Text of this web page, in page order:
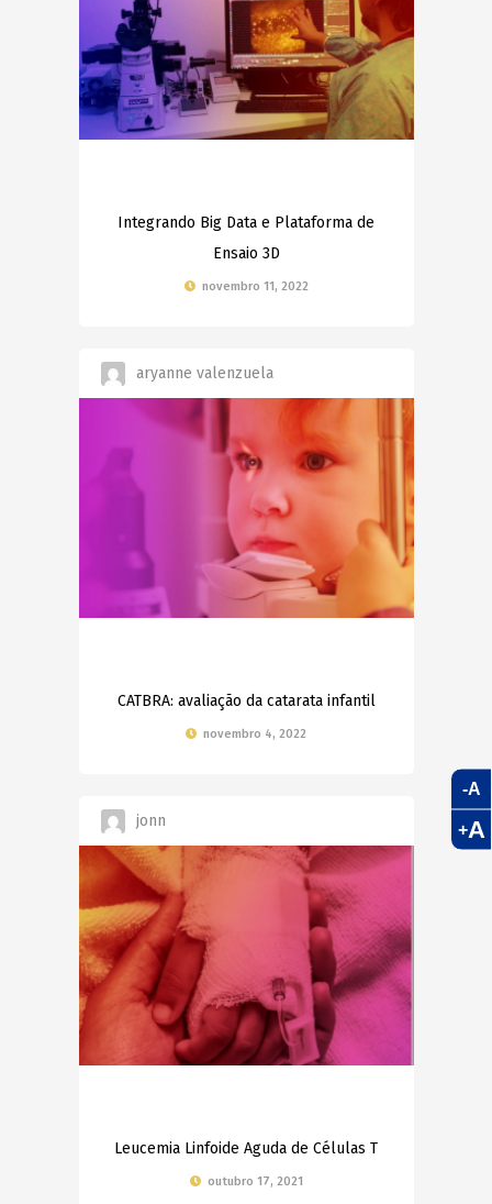
Integrando Big Data e Plataforma de
Ensaio 3D
novembro 11, 2022
aryanne valenzuela
CATBRA: avaliação da catarata infantil
novembro 4, 2022
jonn
Leucemia Linfoide Aguda de Células T
outubro 17, 2021
-A
+A